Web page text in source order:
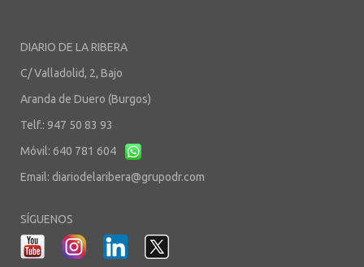
DIARIO DE LA RIBERA
C/ Valladolid, 2, Bajo
Aranda de Duero (Burgos)
Telf.: 947 50 83 93
Móvil: 640 781 604
Email: diariodelaribera@grupodr.com
SÍGUENOS